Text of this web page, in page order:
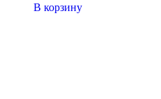
В корзину